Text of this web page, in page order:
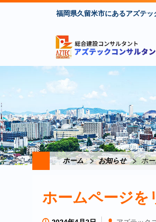
福岡県久留米市にあるアズテ
ホーム お知らせ ホ
ホームページを